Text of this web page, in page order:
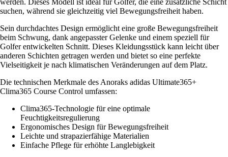
suchen, während sie gleichzeitig viel Bewegungsfreiheit haben.
Sein durchdachtes Design ermöglicht eine große Bewegungsfreiheit
beim Schwung, dank angepasster Gelenke und einem speziell für
Golfer entwickelten Schnitt. Dieses Kleidungsstück kann leicht über
anderen Schichten getragen werden und bietet so eine perfekte
Vielseitigkeit je nach klimatischen Veränderungen auf dem Platz.
Die technischen Merkmale des Anoraks adidas Ultimate365+
Clima365 Course Control umfassen:
Clima365-Technologie für eine optimale
Feuchtigkeitsregulierung
Ergonomisches Design für Bewegungsfreiheit
Leichte und strapazierfähige Materialien
Einfache Pflege für erhöhte Langlebigkeit